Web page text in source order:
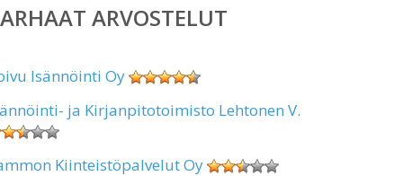
ARVOSTELUT
Isännöinti Oy
ja Kirjanpitotoimisto Lehtonen V.
Kiinteistöpalvelut Oy